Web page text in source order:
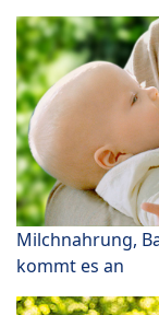
Milchnahrung,
kommt es an